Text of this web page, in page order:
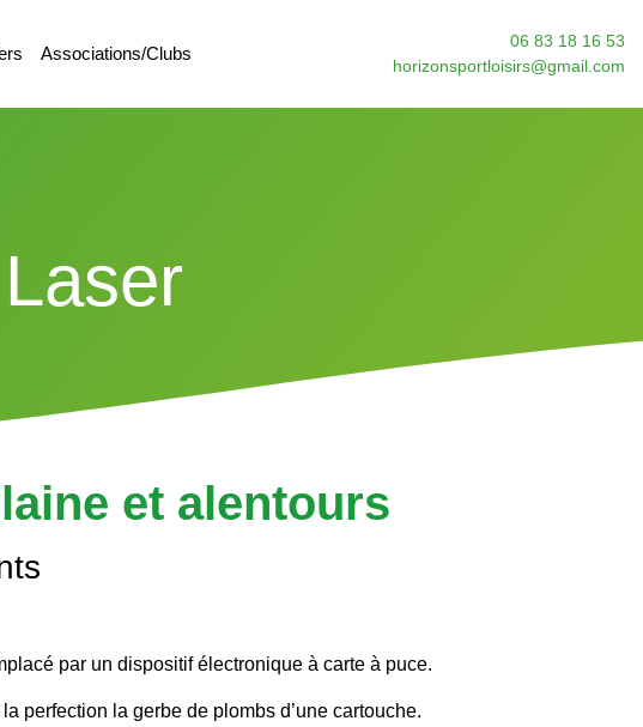
Associations/Clubs
06 83 18 16 53
horizonsportloisirs@gmail.com
et alentours
par un dispositif électronique à carte à puce.
perfection la gerbe de plombs d’une cartouche.